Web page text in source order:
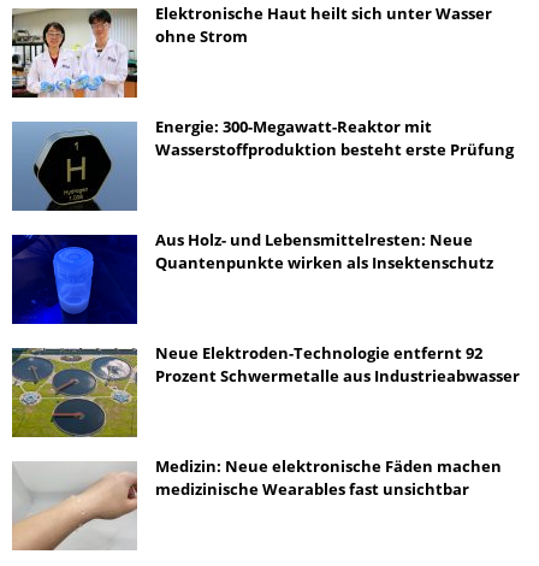
Elektronische Haut heilt sich unter Wasser
ohne Strom
Energie: 300-Megawatt-Reaktor mit
Wasserstoffproduktion besteht erste Prüfung
Aus Holz- und Lebensmittelresten: Neue
Quantenpunkte wirken als Insektenschutz
Neue Elektroden-Technologie entfernt 92
Prozent Schwermetalle aus Industrieabwasser
Medizin: Neue elektronische Fäden machen
medizinische Wearables fast unsichtbar